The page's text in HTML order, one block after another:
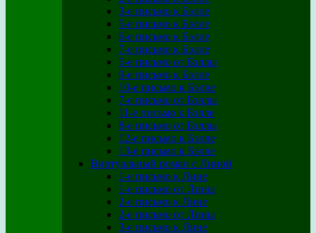
3-е письмо к Бэлле
5-е письмо к Бэлле
6-е письмо к Бэлле
7-е письмо к Бэлле
5-е письмо от Бэллы
9-е письмо к Бэлле
10-е письмо к Бэлле
7-е письмо от Бэллы
11-е письмо к Бэлле
8-е письмо от Бэллы
12-е письмо к Бэлле
13-е письмо к Бэлле
Виртуальный роман с Линой
1-е письмо к Лине
1-е письмо от Лины
2-е письмо к Лине
2-е письмо от Лины
3-е письмо к Лине